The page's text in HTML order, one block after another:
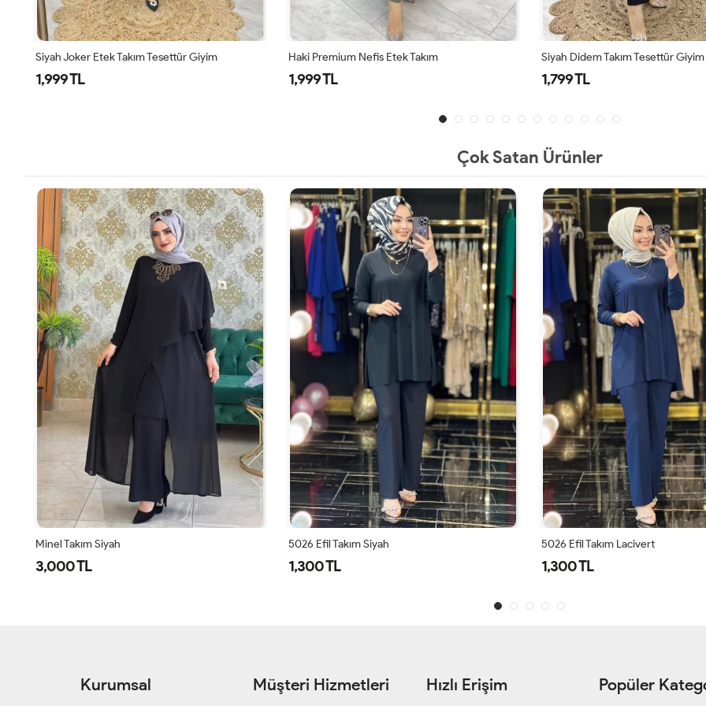
Haki Premium Nefis Etek Takım
1,999 TL
Siyah Didem Takım Tesettür Giyim
1,799 TL
Kahve Didem Takım Tesettür Giyim
1,799 TL
Çok Satan Ürünler
5026 Efil Takım Siyah
1,300 TL
5026 Efil Takım Lacivert
1,300 TL
5026 Efil Takım Mor
1,300 TL
Kurumsal Müşteri Hizmetleri Hızlı Erişim Popüler